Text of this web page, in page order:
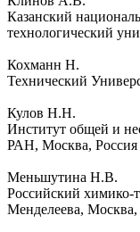
Казанский
технологический
Кохманн Н.
Технический
Кулов Н.Н.
Институт общей и
РАН, Москва, Россия
Меньшутина Н.В.
Российский химико-
Менделеева, Москва,